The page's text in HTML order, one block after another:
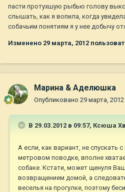
пасти протухшую рыбью голову
слышать, как я вопила, когда
собачьим понятиям я у нее добычу
Изменено 29 марта, 2012
Марина & Аделюшка
Опубликовано 29 марта, 2012
В 29.03.2012 в 09:57, Ксюша
А если, как вариант, не спускать
метровом поводке, вполне
собаке. Кстати, может щенуля
возвращением домой, а
веселья на прогулке, поэтому